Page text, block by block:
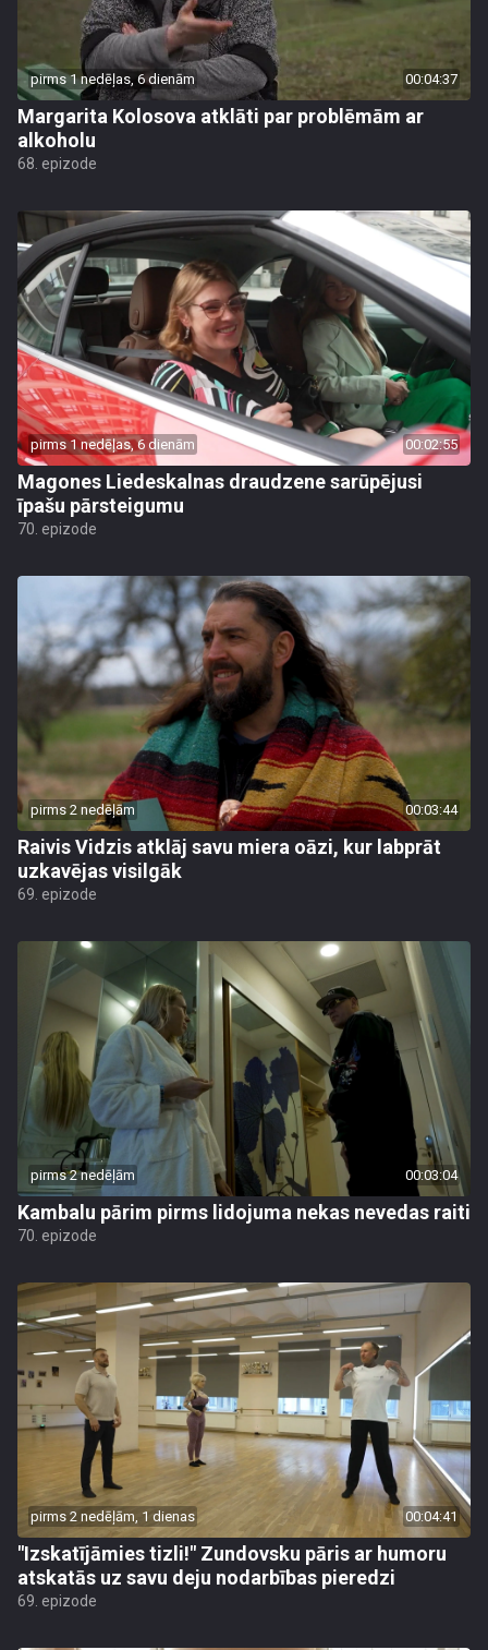
pirms 1 nedēļas, 6 dienām 00:04:37
Margarita Kolosova atklāti par problēmām ar
alkoholu
68. epizode
pirms 1 nedēļas, 6 dienām 00:02:55
Magones Liedeskalnas draudzene sarūpējusi
īpašu pārsteigumu
70. epizode
pirms 2 nedēļām 00:03:44
Raivis Vidzis atklāj savu miera oāzi, kur labprāt
uzkavējas visilgāk
69. epizode
pirms 2 nedēļām 00:03:04
Kambalu pārim pirms lidojuma nekas nevedas raiti
70. epizode
pirms 2 nedēļām, 1 dienas 00:04:41
"Izskatījāmies tizli!" Zundovsku pāris ar humoru
atskatās uz savu deju nodarbības pieredzi
69. epizode